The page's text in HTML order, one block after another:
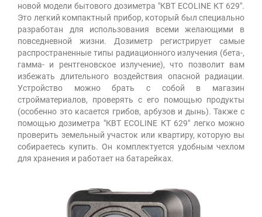
новой модели бытового дозиметра "КВТ ECOLINE КТ 629".
Это легкий компактный прибор, который был специально
разработан для использования всеми желающими в
повседневной жизни. Дозиметр регистрирует самые
распространенные типы радиационного излучения (бета-,
гамма- и рентгеновское излучение), что позволит вам
избежать длительного воздействия опасной радиации.
Устройство можно брать с собой в магазин
стройматериалов, проверять с его помощью продукты
(особенно это касается грибов, арбузов и дынь). Также с
помощью дозиметра "КВТ ECOLINE КТ 629" легко можно
проверить земельный участок или квартиру, которую вы
собираетесь купить. Он комплектуется удобным чехлом
для хранения и работает на батарейках.